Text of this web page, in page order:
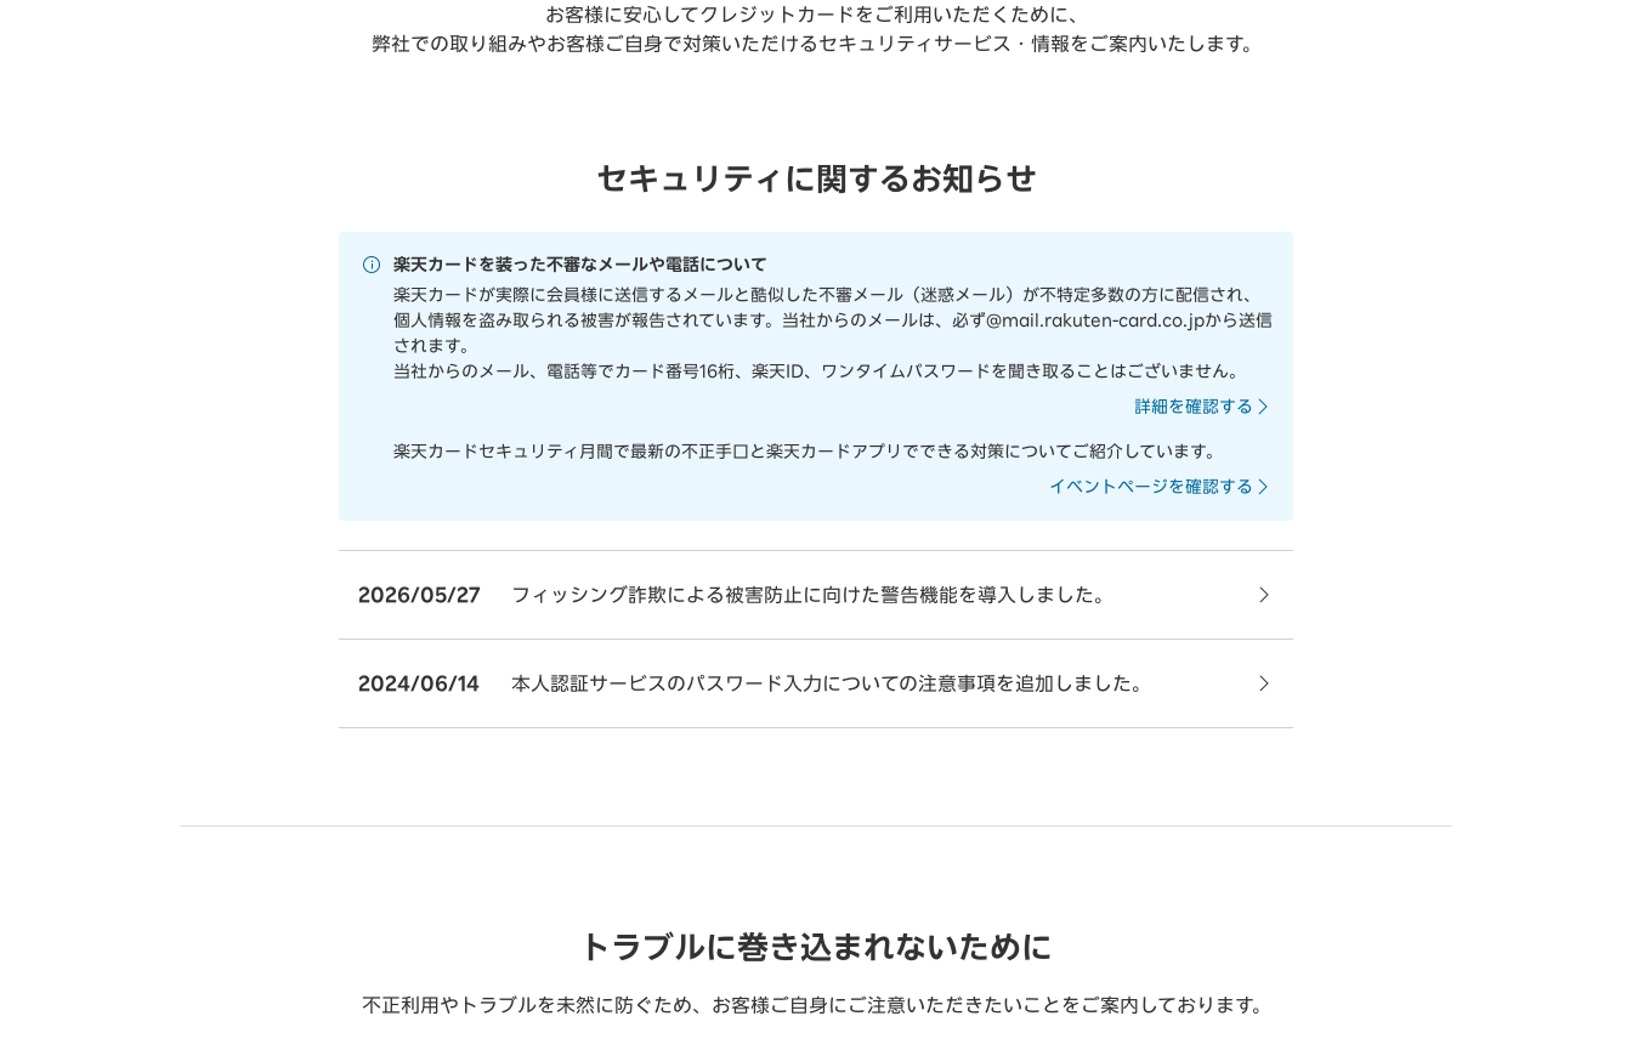
お客様に安心してクレジットカードをご利用いただくために、
弊社での取り組みやお客様ご自身で対策いただけるセキュリティサービス・情報をご案内いたします。
セキュリティに関するお知らせ
楽天カードを装った不審なメールや電話について
楽天カードが実際に会員様に送信するメールと酷似した不審メール（迷惑メール）が不特定多数の方に配信され、
個人情報を盗み取られる被害が報告されています。当社からのメールは、必ず@mail.rakuten-card.co.jpから送信
されます。
当社からのメール、電話等でカード番号16桁、楽天ID、ワンタイムパスワードを聞き取ることはございません。
詳細を確認する
楽天カードセキュリティ月間で最新の不正手口と楽天カードアプリでできる対策についてご紹介しています。
イベントページを確認する
2026/05/27 フィッシング詐欺による被害防止に向けた警告機能を導入しました。
2024/06/14 本人認証サービスのパスワード入力についての注意事項を追加しました。
トラブルに巻き込まれないために
不正利用やトラブルを未然に防ぐため、お客様ご自身にご注意いただきたいことをご案内しております。